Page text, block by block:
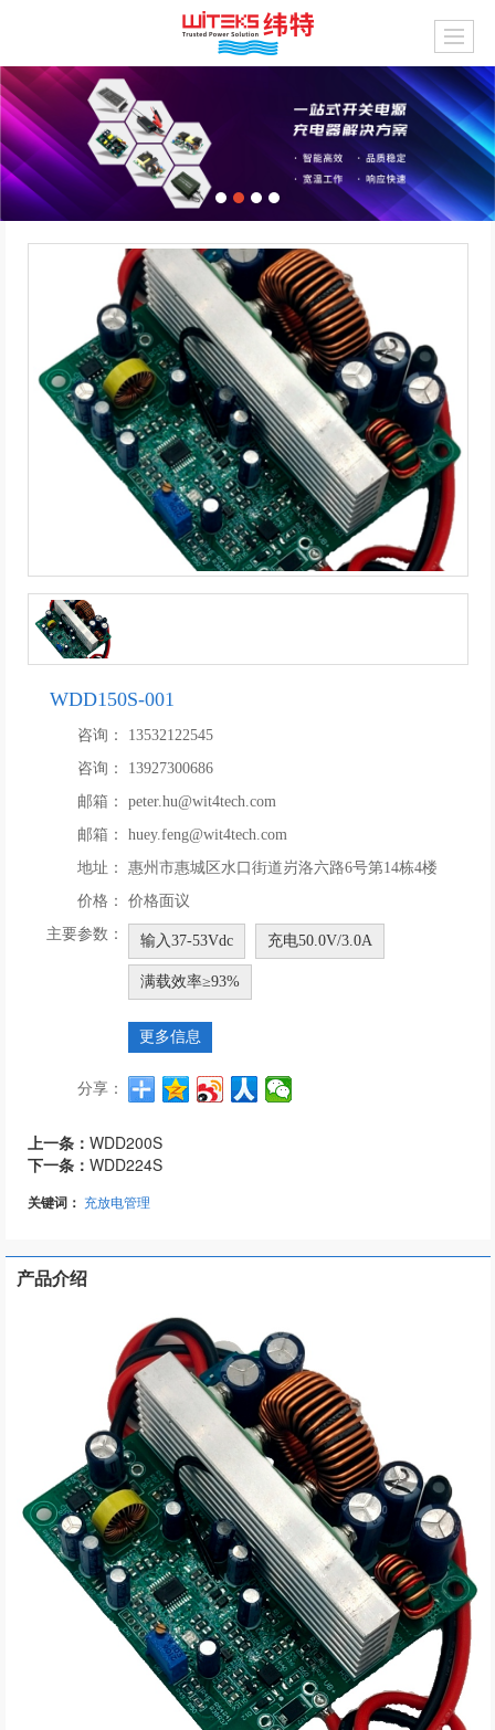
WDD150S-001
咨询：
13532122545
咨询：
13927300686
邮箱：
peter.hu@wit4tech.com
邮箱：
huey.feng@wit4tech.com
地址：
惠州市惠城区水口街道岃洛六路6号第14栋4楼
价格：
价格面议
主要参数：
输入37-53Vdc 充电50.0V/3.0A
满载效率≥93%
更多信息
分享：
上一条： WDD200S
下一条： WDD224S
关键词： 充放电管理
产品介绍